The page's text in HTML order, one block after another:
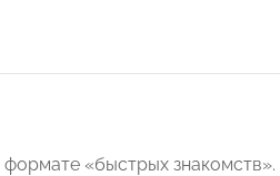
«быстрых знакомств».